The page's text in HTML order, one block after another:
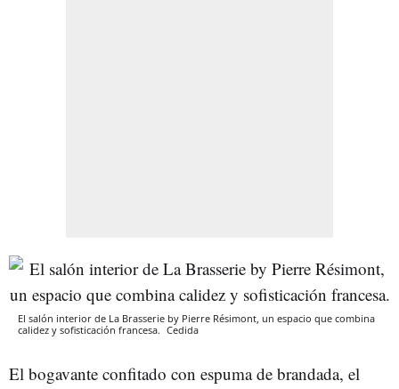
El salón interior de La Brasserie by Pierre Résimont, un espacio que combina
calidez y sofisticación francesa. Cedida
El bogavante confitado con espuma de brandada, el